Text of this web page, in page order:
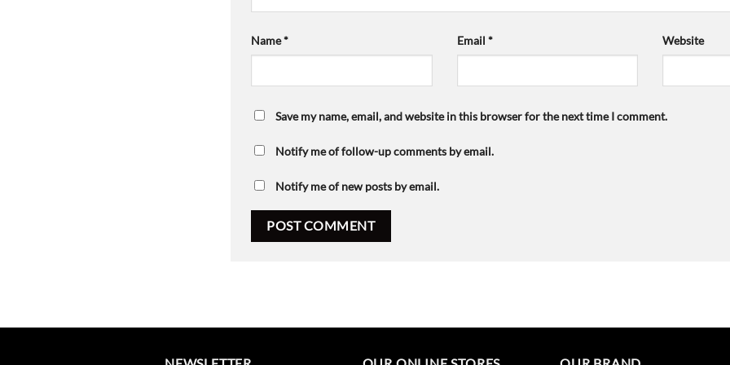
Name* Email * Website
Save my name, email, and website in this browser for the next time I comment.
Notify me of follow-up comments by email.
Notify me of new posts by email.